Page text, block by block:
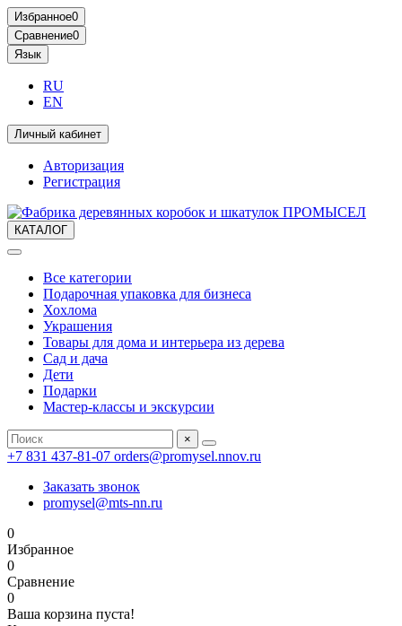
Избранное0
Сравнение0
Язык
RU
EN
Личный кабинет
Авторизация
Регистрация
КАТАЛОГ
Все категории
Подарочная упаковка для бизнеса
Хохлома
Украшения
Товары для дома и интерьера из дерева
Сад и дача
Дети
Подарки
Мастер-классы и экскурсии
×
+7 831 437-81-07 orders@promysel.nnov.ru
Заказать звонок
promysel@mts-nn.ru
0
Избранное
0
Сравнение
0
Ваша корзина пуста!